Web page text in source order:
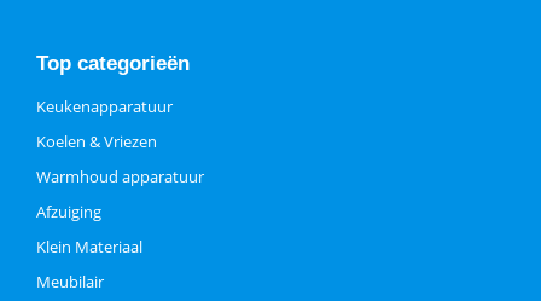
Top categorieën
Keukenapparatuur
Koelen & Vriezen
Warmhoud apparatuur
Afzuiging
Klein Materiaal
Meubilair